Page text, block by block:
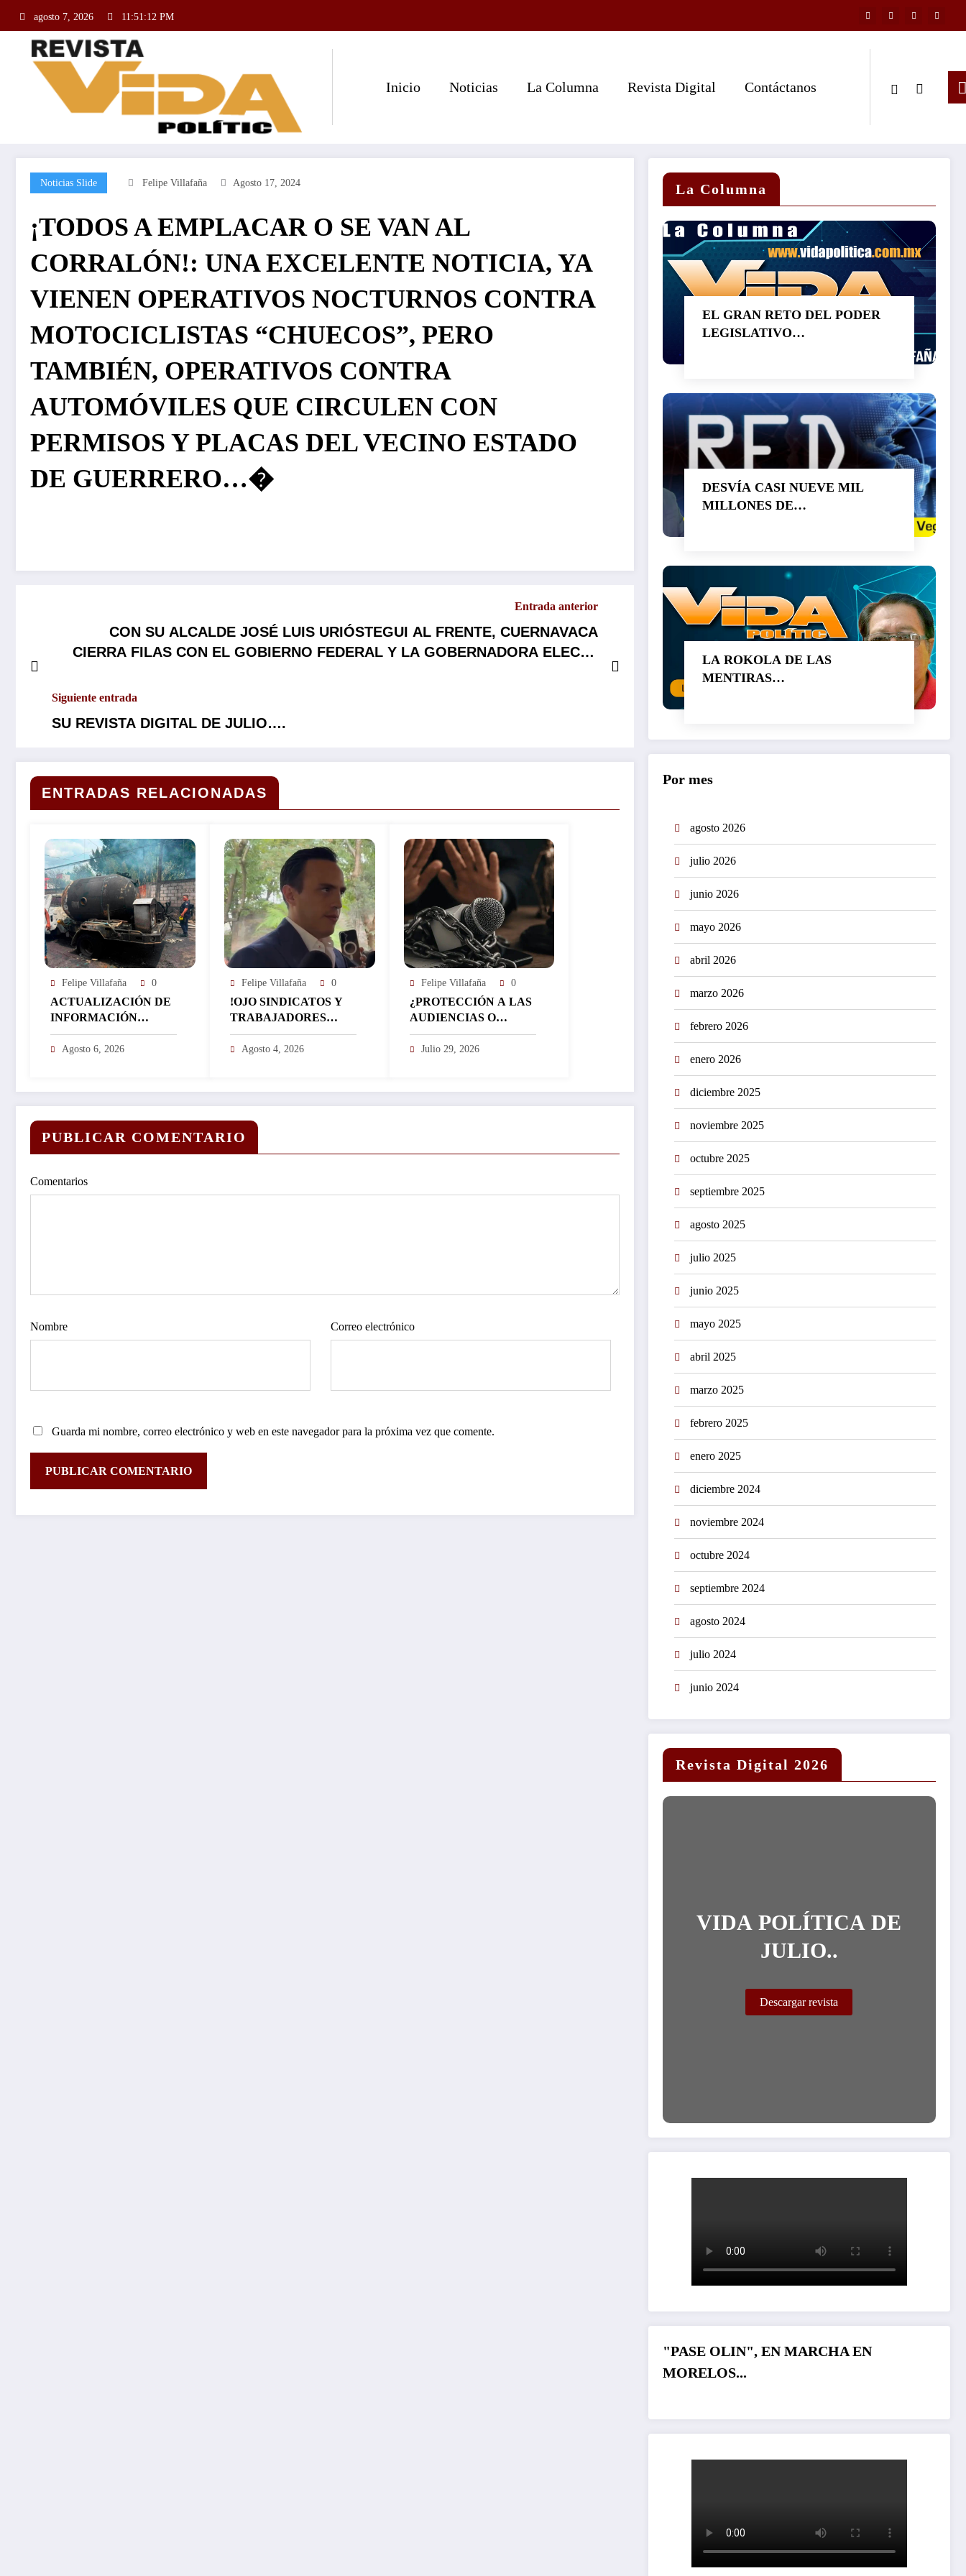
agosto 7, 2026 11:51:13 PM
Inicio Noticias La Columna Revista Digital Contáctanos
Noticias Slide Felipe Villafaña Agosto 17, 2024
¡TODOS A EMPLACAR O SE VAN AL
CORRALÓN!: UNA EXCELENTE NOTICIA, YA
VIENEN OPERATIVOS NOCTURNOS CONTRA
MOTOCICLISTAS “CHUECOS”, PERO
TAMBIÉN, OPERATIVOS CONTRA
AUTOMÓVILES QUE CIRCULEN CON
PERMISOS Y PLACAS DEL VECINO ESTADO
DE GUERRERO…�
Entrada anterior
CON SU ALCALDE JOSÉ LUIS URIÓSTEGUI AL FRENTE, CUERNAVACA
CIERRA FILAS CON EL GOBIERNO FEDERAL Y LA GOBERNADORA ELECTA
Siguiente entrada
SU REVISTA DIGITAL DE JULIO….
ENTRADAS RELACIONADAS
Felipe Villafaña 0
ACTUALIZACIÓN DE
INFORMACIÓN
SOBRE LA
EXPLOSIÓN DE UNA
Agosto 6, 2026
Felipe Villafaña 0
!OJO SINDICATOS Y
TRABAJADORES
PORQUE
APROVECHANDO EL
HABRÍA PERIODO
EXTRAORDINARIO
Agosto 4, 2026
Felipe Villafaña 0
¿PROTECCIÓN A LAS
AUDIENCIAS O
RIESGO DE
CENSURA?…
Julio 29, 2026
PUBLICAR COMENTARIO
Comentarios
Nombre Correo electrónico
Guarda mi nombre, correo electrónico y web en este navegador para la próxima vez que comente.
La Columna
EL GRAN RETO DEL PODER
LEGISLATIVO…
DESVÍA CASI NUEVE MIL
MILLONES DE
LA ROKOLA DE LAS
MENTIRAS…
Por mes
agosto 2026
julio 2026
junio 2026
mayo 2026
abril 2026
marzo 2026
febrero 2026
enero 2026
diciembre 2025
noviembre 2025
octubre 2025
septiembre 2025
agosto 2025
julio 2025
junio 2025
mayo 2025
abril 2025
marzo 2025
febrero 2025
enero 2025
diciembre 2024
noviembre 2024
octubre 2024
septiembre 2024
agosto 2024
julio 2024
junio 2024
Revista Digital 2026
VIDA POLÍTICA DE
JULIO..
Descargar revista
"PASE OLIN", EN MARCHA EN
MORELOS...